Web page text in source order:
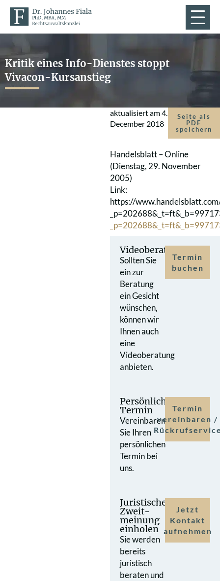
Kritik eines Info-Dienstes stoppt
Vivacon-Kursanstieg
aktualisiert am4.
December 2018
Seite als
PDF
speichern
Handelsblatt – Online
(Dienstag, 29. November
2005)
Link:
https://
Videoberatung
Sollten Sie
ein zur
Beratung
ein Gesicht
wünschen,
können wir
Ihnen auch
eine
Videoberatung
anbieten.
Termin
buchen
Persönlicher
Termin
Vereinbaren
Sie Ihren
persönlichen
Termin bei
uns.
Termin
vereinbaren /
Juristische
Zweit­
meinung
einholen
Sie werden
bereits
juristisch
beraten und
Jetzt
Kontakt
aufnehmen